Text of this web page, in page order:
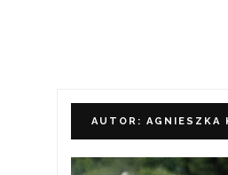
AUTOR: AGNIESZKA